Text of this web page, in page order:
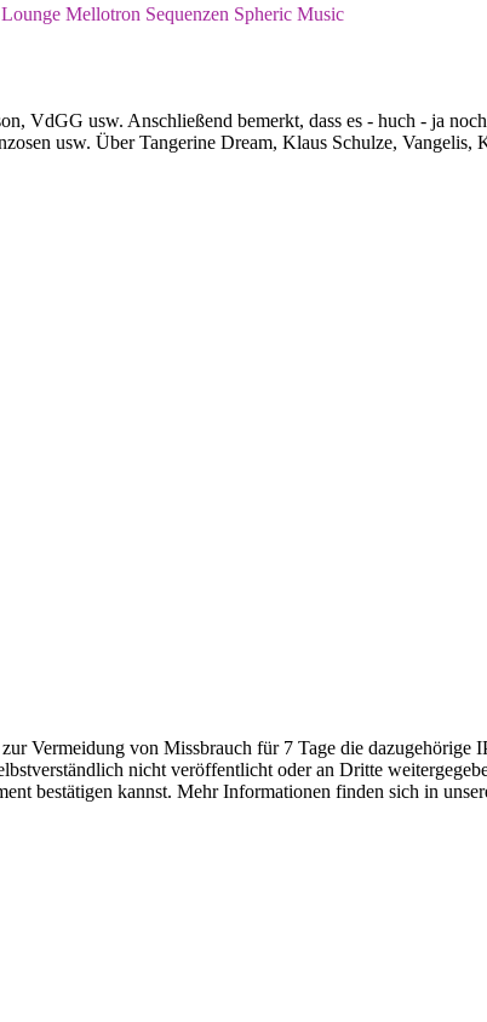
Lounge Mellotron Sequenzen Spheric Music
VdGG usw. Anschließend bemerkt, dass es - huch - ja
usw. Über Tangerine Dream, Klaus Schulze, Vangelis,
Vermeidung von Missbrauch für 7 Tage die dazugehörige
nicht veröffentlicht oder an Dritte
bestätigen kannst. Mehr Informationen finden sich in